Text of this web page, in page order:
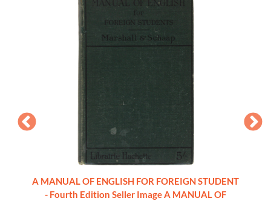
A MANUAL OF ENGLISH FOR FOREIGN STUDENT
- Fourth Edition Seller Image A MANUAL OF